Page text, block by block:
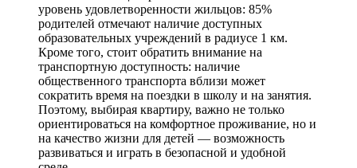
уровень удовлетворенности жильцов: 85%
родителей отмечают наличие доступных
образовательных учреждений в радиусе 1 км.
Кроме того, стоит обратить внимание на
транспортную доступность: наличие
общественного транспорта вблизи может
сократить время на поездки в школу и на занятия.
Поэтому, выбирая квартиру, важно не только
ориентироваться на комфортное проживание, но и
на качество жизни для детей — возможность
развиваться и играть в безопасной и удобной